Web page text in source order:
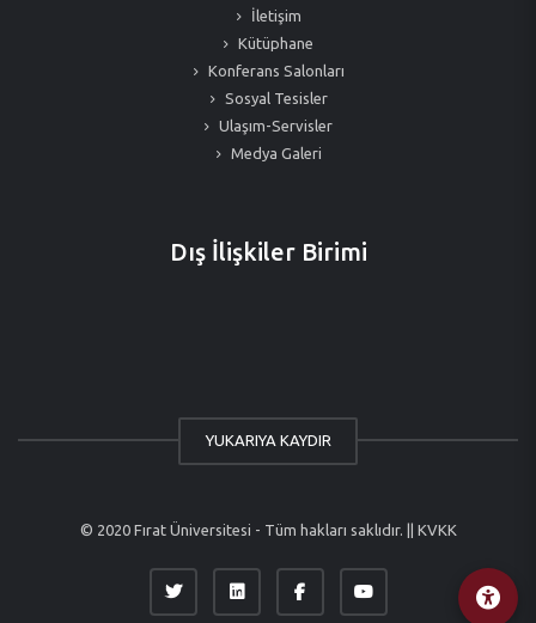
İletişim
Kütüphane
Konferans Salonları
Sosyal Tesisler
Ulaşım-Servisler
Medya Galeri
Dış İlişkiler Birimi
YUKARIYA KAYDIR
© 2020 Fırat Üniversitesi - Tüm hakları saklıdır. || KVKK